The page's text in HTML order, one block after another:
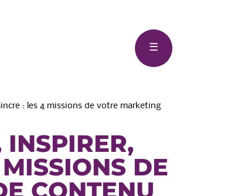
☰
: les 4 missions de votre marketing
INSPIRER,
DE
Syndicat des Mobilité Pays
Basque – Adour (SMPBA)